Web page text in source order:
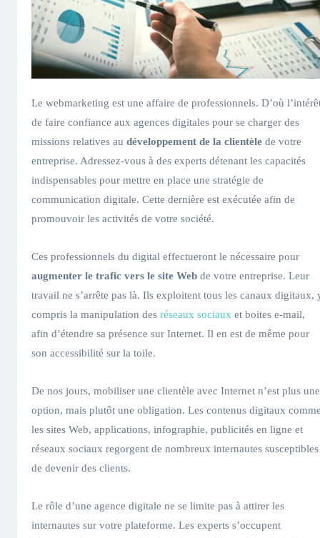
Le webmarketing est une affaire de professionnels. D’où
de faire confiance aux agences digitales pour se charger des
missions relatives au développement de la clientèle de votre
entreprise. Adressez-vous à des experts détenant les capacités
indispensables pour mettre en place une stratégie de
communication digitale. Cette dernière est exécutée afin de
promouvoir les activités de votre société.
Ces professionnels du digital effectueront le nécessaire pour
augmenter le trafic vers le site Web de votre entreprise. Leur
travail ne s’arrête pas là. Ils exploitent tous les canaux digitaux,
compris la manipulation des réseaux sociaux et boites e-mail,
afin d’étendre sa présence sur Internet. Il en est de même pour
son accessibilité sur la toile.
De nos jours, mobiliser une clientèle avec Internet n’est plus une
option, mais plutôt une obligation. Les contenus digitaux
les sites Web, applications, infographie, publicités en ligne et
réseaux sociaux regorgent de nombreux internautes susceptibles
de devenir des clients.
Le rôle d’une agence digitale ne se limite pas à attirer les
internautes sur votre plateforme. Les experts s’occupent